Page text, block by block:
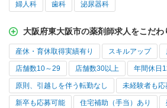
婦人科 歯科 泌尿器科
大阪府東大阪市の薬剤師求人をこだわ
産休・育休取得実績有り スキルアップ
店舗数10～29 店舗数30以上 年間休日
原則、引越しを伴う転勤なし 未経験者も応
新卒も応募可能 住宅補助（手当）あり